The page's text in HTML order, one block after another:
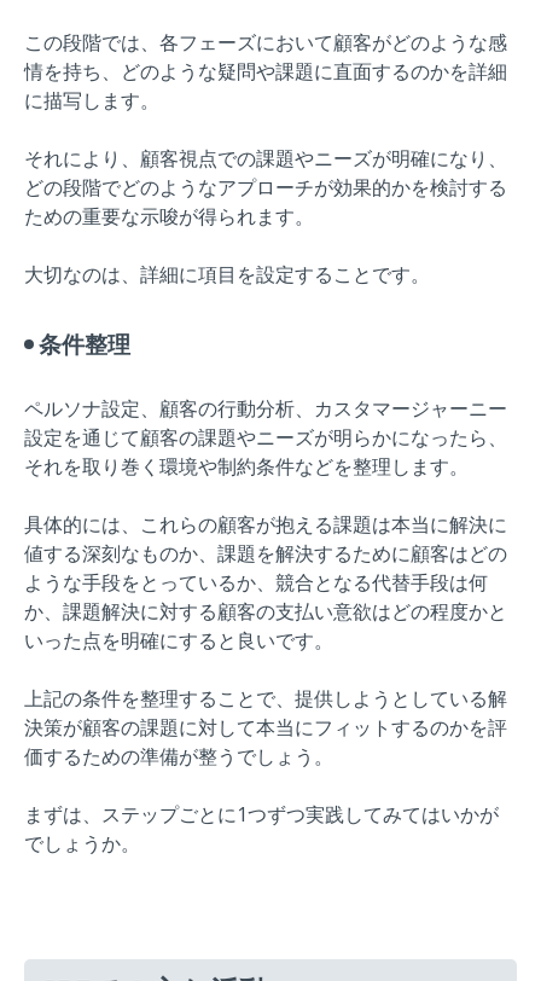
この段階では、各フェーズにおいて顧客がどのような感
情を持ち、どのような疑問や課題に直面するのかを詳細
に描写します。
それにより、顧客視点での課題やニーズが明確になり、
どの段階でどのようなアプローチが効果的かを検討する
ための重要な示唆が得られます。
大切なのは、詳細に項目を設定することです。
条件整理
ペルソナ設定、顧客の行動分析、カスタマージャーニー
設定を通じて顧客の課題やニーズが明らかになったら、
それを取り巻く環境や制約条件などを整理します。
具体的には、これらの顧客が抱える課題は本当に解決に
値する深刻なものか、課題を解決するために顧客はどの
ような手段をとっているか、競合となる代替手段は何
か、課題解決に対する顧客の支払い意欲はどの程度かと
いった点を明確にすると良いです。
上記の条件を整理することで、提供しようとしている解
決策が顧客の課題に対して本当にフィットするのかを評
価するための準備が整うでしょう。
まずは、ステップごとに1つずつ実践してみてはいかが
でしょうか。